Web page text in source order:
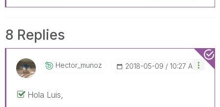
8 Replies
Hector_munoz ‎2018-05-09 10:27 AM
Hola Luis,